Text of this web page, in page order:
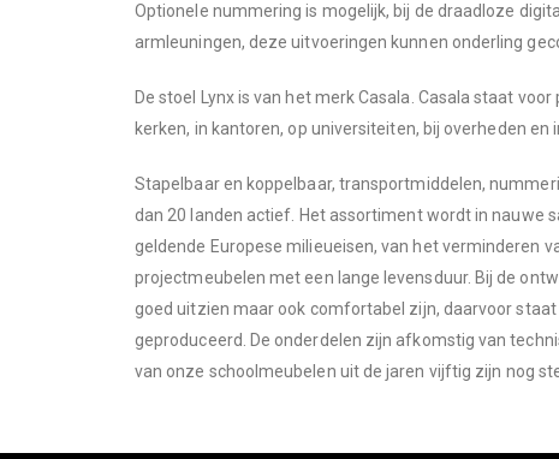
Optionele nummering is mogelijk, bij de draadloze
armleuningen, deze uitvoeringen kunnen onderling
De stoel Lynx is van het merk Casala. Casala staat
kerken, in kantoren, op universiteiten, bij overheden en
Stapelbaar en koppelbaar, transportmiddelen,
dan 20 landen actief. Het assortiment wordt in nauwe
geldende Europese milieueisen, van het verminderen
projectmeubelen met een lange levensduur. Bij de
goed uitzien maar ook comfortabel zijn, daarvoor
geproduceerd. De onderdelen zijn afkomstig van
van onze schoolmeubelen uit de jaren vijftig zijn nog